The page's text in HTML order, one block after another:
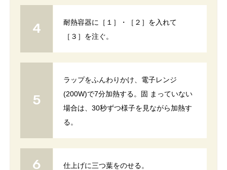
耐熱容器に［１］・［２］を入れて
［３］を注ぐ。
ラップをふんわりかけ、電子レンジ
(200W)で7分加熱する。固 まっていない
場合は、30秒ずつ様子を見ながら加熱す
る。
仕上げに三つ葉をのせる。